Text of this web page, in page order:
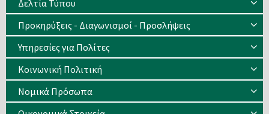
Δελτία Τύπου
Προκηρύξεις - Διαγωνισμοί - Προσλήψεις
Υπηρεσίες για Πολίτες
Κοινωνική Πολιτική
Νομικά Πρόσωπα